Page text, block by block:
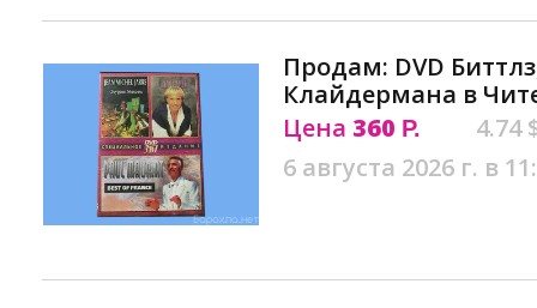
Продам: DVD
Клайдермана в
Цена 360 Р.
4.74
6 августа 2026 г. в